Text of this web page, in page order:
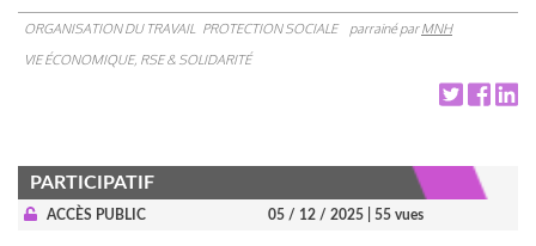
ORGANISATION DU TRAVAIL PROTECTION SOCIALE parrainé parMNH
VIE ÉCONOMIQUE, RSE & SOLIDARITÉ
PARTICIPATIF
ACCÈS PUBLIC 05 / 12 / 2025 | 55 vues